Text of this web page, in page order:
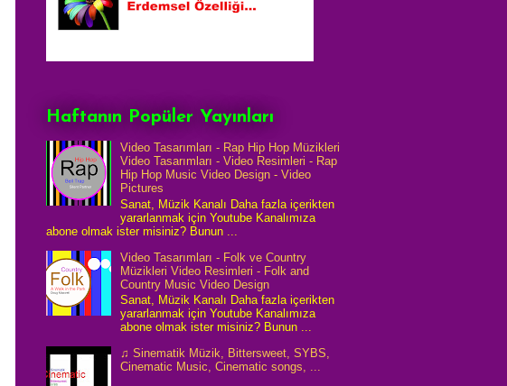
Haftanın Popüler Yayınları
Video Tasarımları - Rap Hip Hop Müzikleri
Video Tasarımları - Video Resimleri - Rap
Hip Hop Music Video Design - Video
Pictures
Sanat, Müzik Kanalı Daha fazla içerikten
yararlanmak için Youtube Kanalımıza
abone olmak ister misiniz? Bunun ...
Video Tasarımları - Folk ve Country
Müzikleri Video Resimleri - Folk and
Country Music Video Design
Sanat, Müzik Kanalı Daha fazla içerikten
yararlanmak için Youtube Kanalımıza
abone olmak ister misiniz? Bunun ...
♫ Sinematik Müzik, Bittersweet, SYBS,
Cinematic Music, Cinematic songs, ...